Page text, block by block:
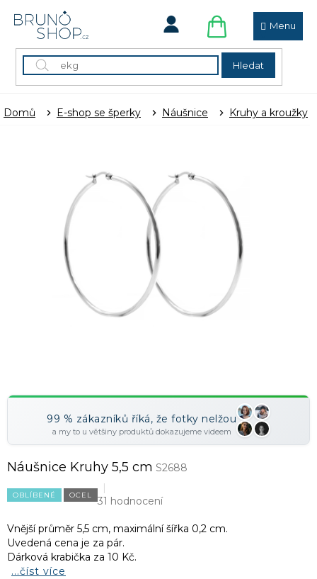
Hledat
NÁKUPNÍ
KOŠÍK
Domů E-shop se šperky Náušnice Kruhy a kroužky
99 % zákazníků říká, že fotky nelžou
a my to u většiny produktů dokazujeme videem
Náušnice Kruhy 5,5 cm S2688
OBLÍBENÉ OCEL 31 hodnocení
Vnější průměr 5,5 cm, maximální šířka 0,2 cm.
Uvedená cena je za pár.
Dárková krabička za 10 Kč.
...číst více